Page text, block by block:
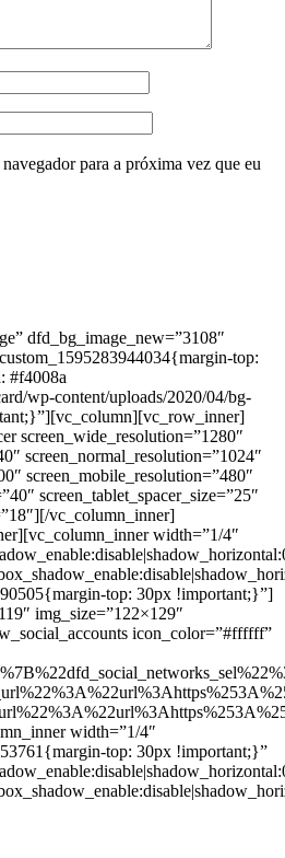
para a próxima vez que eu
dfd_bg_image_new=”3108″
top:
#f4008a
wp-content/uploads/2020/04/bg-
screen_wide_resolution=”1280″
screen_normal_resolution=”1024″
screen_mobile_resolution=”480″
screen_tablet_spacer_size=”25″
vc_column_inner]
width=”1/4″
top: 30px !important;}”]
img_size=”122×129″
icon_color=”#ffffff”
width=”1/4″
top: 30px !important;}”